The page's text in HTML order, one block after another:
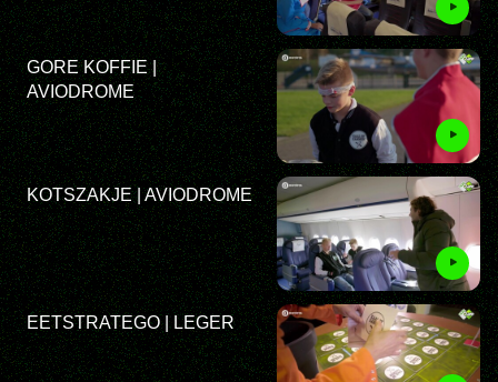
GORE KOFFIE |
AVIODROME
KOTSZAKJE | AVIODROME
EETSTRATEGO | LEGER